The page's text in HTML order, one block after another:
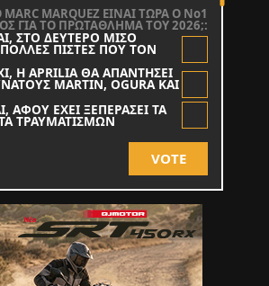
MARC MARQUEZ ΕΙΝΑΙ ΤΩΡΑ Ο Νο1
ΓΙΑ ΤΟ ΠΡΩΤΑΘΛΗΜΑ ΤΟΥ 2026;:
ΣΤΟ ΔΕΥΤΕΡΟ ΜΙΣΟ
ΠΙΣΤΕΣ ΠΟΥ ΤΟΝ
Η APRILIA ΘΑ ΑΠΑΝΤΗΣΕΙ
MARTIN, OGURA KAI
ΑΦΟΥ ΕΧΕΙ ΞΕΠΕΡΑΣΕΙ ΤΑ
ΤΡΑΥΜΑΤΙΣΜΩΝ
VOTE